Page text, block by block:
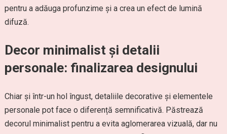
pentru a adăuga profunzime și a crea un efect de lumină
difuză.
Decor minimalist și detalii
personale: finalizarea designului
Chiar și într-un hol îngust, detaliile decorative și elementele
personale pot face o diferență semnificativă. Păstrează
decorul minimalist pentru a evita aglomerarea vizuală, dar nu